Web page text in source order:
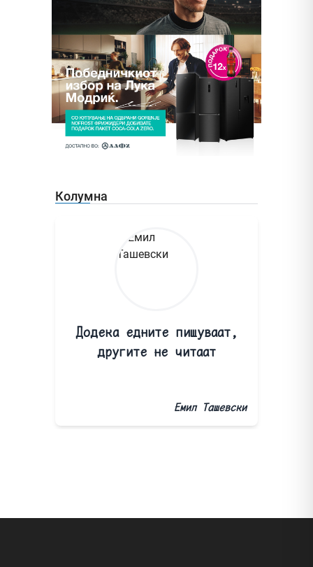
Колумна
Додека едните пишуваат,
другите не читаат
Емил Ташевски